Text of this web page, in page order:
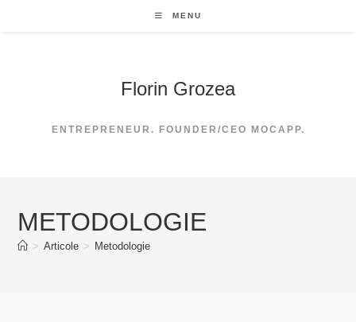
MENU
Florin Grozea
ENTREPRENEUR. FOUNDER/CEO MOCAPP.
METODOLOGIE
> Articole > Metodologie